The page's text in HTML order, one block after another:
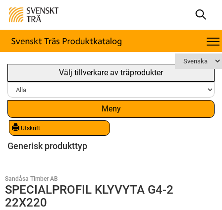
Välj tillverkare av träprodukter
Meny
Utskrift
Generisk produkttyp
Sandåsa Timber AB
SPECIALPROFIL KLYVYTA G4-2
22X220